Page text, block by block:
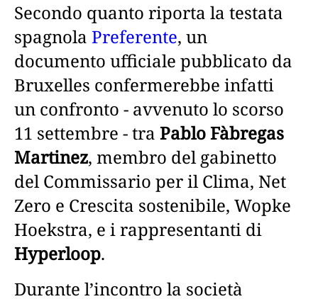
Secondo quanto riporta la testata
spagnola Preferente, un
documento ufficiale pubblicato da
Bruxelles confermerebbe infatti
un confronto - avvenuto lo scorso
11 settembre - tra Pablo Fàbregas
Martinez, membro del gabinetto
del Commissario per il Clima, Net
Zero e Crescita sostenibile, Wopke
Hoekstra, e i rappresentanti di
Hyperloop.
Durante l’incontro la società